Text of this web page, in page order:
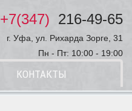
+7(347) 216-49-65
г. Уфа, ул. Рихарда Зорге, 31
Пн - Пт: 10:00 - 19:00
КОНТАКТЫ